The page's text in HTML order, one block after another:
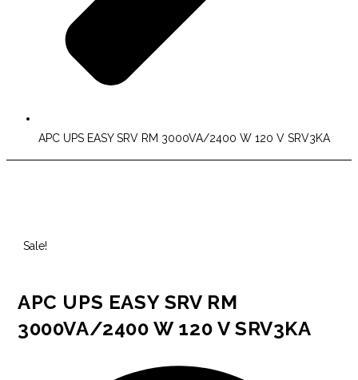
APC UPS EASY SRV RM 3000VA/2400 W 120 V SRV3KA
Sale!
APC UPS EASY SRV RM
3000VA/2400 W 120 V SRV3KA